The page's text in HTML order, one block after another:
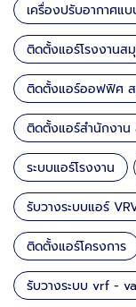
เครื่องปรับอากาศแบ
ติดตั้งแอร์โรงงานส
ติดตั้งแอร์ออฟฟิศ ส
ติดตั้งแอร์สำนักงาน
ระบบแอร์โรงงาน
รับวางระบบแอร์
ติดตั้งแอร์โครงการ
รับวางระบบ vrf -